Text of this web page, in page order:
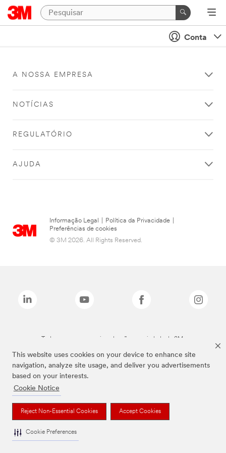
This website uses cookies on your device to enhance site
navigation, analyze site usage, and deliver you advertisements
based on your interests.
Cookie Notice
Reject Non-Essential Cookies Accept Cookies
Cookie Preferences
Conta
A NOSSA EMPRESA
NOTÍCIAS
REGULATÓRIO
AJUDA
Informação Legal Política da Privacidade
Preferências de cookies
© 3M 2026. All Rights Reserved.
Todas as marcas mencionadas são propriedade da 3M.